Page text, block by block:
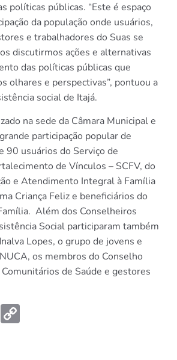
políticas públicas. “Este é espaço
da população onde usuários,
e trabalhadores do Suas se
discutirmos ações e alternativas
das políticas públicas que
olhares e perspectivas”, pontuou a
social de Itajá.
na sede da Câmara Municipal e
participação popular de
90 usuários do Serviço de
de Vínculos – SCFV, do
e Atendimento Integral à Família
Criança Feliz e beneficiários do
Além dos Conselheiros
Social participaram também
Lopes, o grupo de jovens e
os membros do Conselho
de Saúde e gestores
WhatsApp